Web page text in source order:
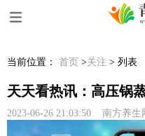
当前位置： 首页 >关注 > 列表
天天看热讯：高压锅
2023-06-26 21:03:50 南方养生